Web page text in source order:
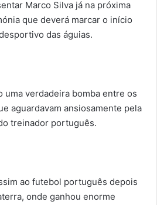
Marco Silva já na próxima
que deverá marcar o início
das águias.
uma verdadeira bomba entre os
aguardavam ansiosamente pela
treinador português.
ao futebol português depois
onde ganhou enorme